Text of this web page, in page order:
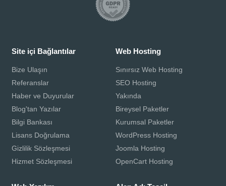
Site içi Bağlantılar
Bize Ulaşın
Referanslar
Haber ve Duyurular
Blog'tan Yazılar
Bilgi Bankası
Lisans Doğrulama
Gizlilik Sözleşmesi
Hizmet Sözleşmesi
Web Hosting
Sınırsız Web Hosting
SEO Hosting
Yakında
Bireysel Paketler
Kurumsal Paketler
WordPress Hosting
Joomla Hosting
OpenCart Hosting